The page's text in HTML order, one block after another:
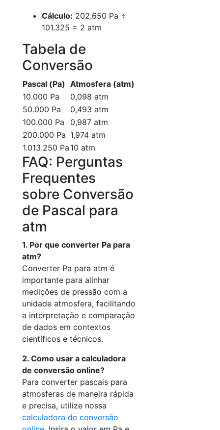
Cálculo: 202.650 Pa ÷
101.325 = 2 atm
Tabela de
Conversão
Pascal (Pa) Atmosfera (atm)
10.000 Pa
0,098 atm
50.000 Pa
0,493 atm
100.000 Pa
0,987 atm
200.000 Pa 1,974 atm
1.013.250 Pa 10 atm
FAQ: Perguntas
Frequentes
sobre Conversão
de Pascal para
atm
1. Por que converter Pa para
atm?
Converter Pa para atm é
importante para alinhar
medições de pressão com a
unidade atmosfera, facilitando
a interpretação e comparação
de dados em contextos
científicos e técnicos.
2. Como usar a calculadora
de conversão online?
Para converter pascais para
atmosferas de maneira rápida
e precisa, utilize nossa
calculadora de conversão